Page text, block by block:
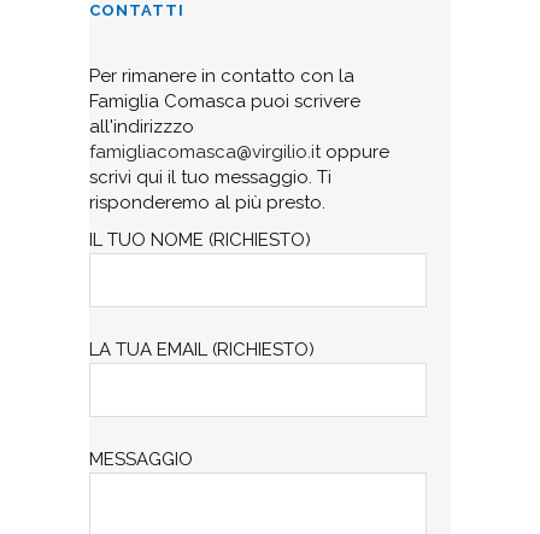
CONTATTI
Per rimanere in contatto con la
Famiglia Comasca puoi scrivere
all'indirizzzo
famigliacomasca@virgilio.itoppure
scrivi qui il tuo messaggio. Ti
risponderemo al più presto.
IL TUO NOME (RICHIESTO)
LA TUA EMAIL (RICHIESTO)
MESSAGGIO